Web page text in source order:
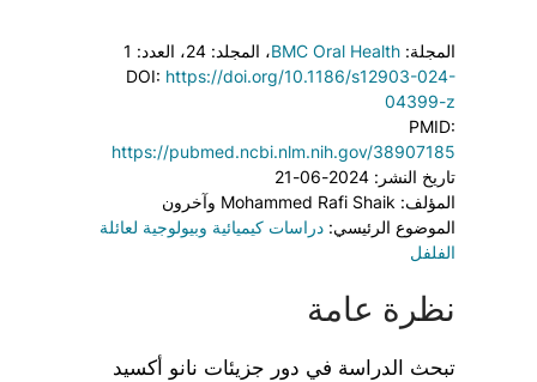
المجلة: BMC Oral Health، المجلد: 24
، العدد: 1
DOI: https://doi.org/10.1186/s12903-024-
04399-z
PMID:
https://pubmed.ncbi.nlm.nih.gov/38907185
تاريخ النشر: 2024-06-21
المؤلف: Mohammed Rafi Shaik وآخرون
الموضوع الرئيسي: دراسات كيميائية وبيولوجية لعائلة
الفلفل
نظرة عامة
تبحث الدراسة في دور جزيئات نانو أكسيد